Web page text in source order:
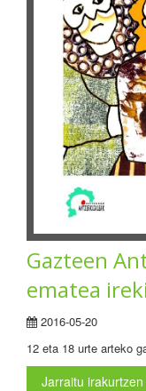
Gazteen
ematea
2016-05-20
12 eta 18 urte arteko
Jarraitu irakurtzen